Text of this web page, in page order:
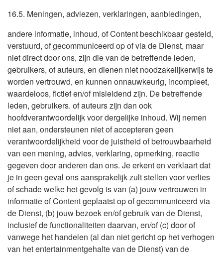
16.5. Meningen, adviezen, verklaringen, aanbiedingen,
andere informatie, inhoud, of Content beschikbaar gesteld,
verstuurd, of gecommuniceerd op of via de Dienst, maar
niet direct door ons, zijn die van de betreffende leden,
gebruikers, of auteurs, en dienen niet noodzakelijkerwijs te
worden vertrouwd, en kunnen onnauwkeurig, incompleet,
waardeloos, fictief en/of misleidend zijn. De betreffende
leden, gebruikers. of auteurs zijn dan ook
hoofdverantwoordelijk voor dergelijke inhoud. Wij nemen
niet aan, ondersteunen niet of accepteren geen
verantwoordelijkheid voor de juistheid of betrouwbaarheid
van een mening, advies, verklaring, opmerking, reactie
gegeven door anderen dan ons. Je erkent en verklaart dat
je in geen geval ons aansprakelijk zult stellen voor verlies
of schade welke het gevolg is van (a) jouw vertrouwen in
informatie of Content geplaatst op of gecommuniceerd via
de Dienst, (b) jouw bezoek en/of gebruik van de Dienst,
inclusief de functionaliteiten daarvan, en/of (c) door of
vanwege het handelen (al dan niet gericht op het verhogen
van het entertainmentgehalte van de Dienst) van de